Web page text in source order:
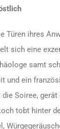
Türen ihres
sich eine
samt
und ein
Soiree, gerät
tobt hinter